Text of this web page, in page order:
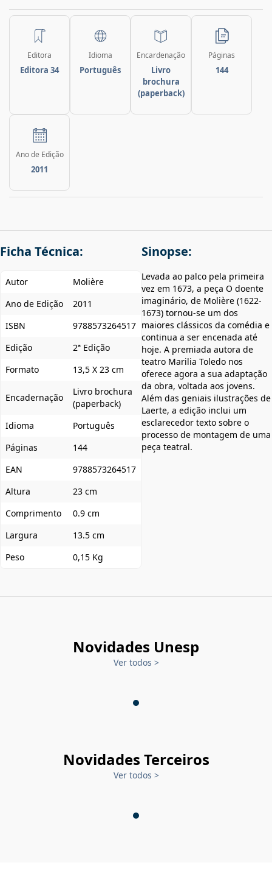
Editora
Editora 34
Idioma
Português
Encardenação
Livro
brochura
(paperback)
Páginas
144
Ano de Edição
2011
Ficha Técnica:
Autor
Molière
Ano de Edição
2011
ISBN
9788573264517
Edição
2ª Edição
Formato
13,5 X 23 cm
Encadernação
Livro brochura
(paperback)
Idioma
Português
Páginas
144
EAN
9788573264517
Altura
23 cm
Comprimento
0.9 cm
Largura
13.5 cm
Peso
0,15 Kg
Sinopse:
Levada ao palco pela primeira
vez em 1673, a peça O doente
imaginário, de Molière (1622-
1673) tornou-se um dos
maiores clássicos da comédia e
continua a ser encenada até
hoje. A premiada autora de
teatro Marilia Toledo nos
oferece agora a sua adaptação
da obra, voltada aos jovens.
Além das geniais ilustrações de
Laerte, a edição inclui um
esclarecedor texto sobre o
processo de montagem de uma
peça teatral.
Novidades Unesp
Ver todos >
Novidades Terceiros
Ver todos >